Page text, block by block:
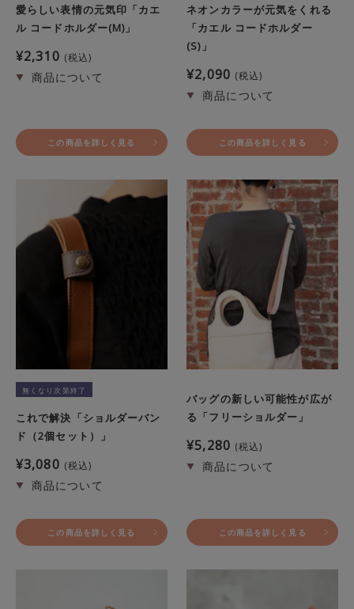
愛らしい表情の元気印「カエ
ル コードホルダー(M)」
¥2,310 税込
この商品を詳しく見る
ネオンカラーが元気をくれる
「カエル コードホルダー
(S)」
¥2,090 税込
この商品を詳しく見る
無くなり次第終了
これで解決「ショルダーバン
ド（2個セット）」
¥3,080 税込
この商品を詳しく見る
バッグの新しい可能性が広が
る「フリーショルダー」
¥5,280 税込
この商品を詳しく見る